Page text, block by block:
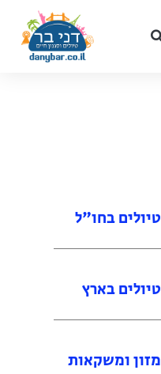
טיולים בחו"ל
טיולים בארץ
מזון ומשקאות